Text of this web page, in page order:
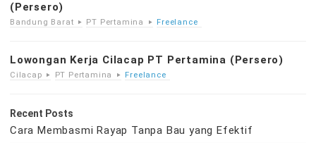
(Persero)
Bandung Barat PT Pertamina Freelance
Lowongan Kerja Cilacap PT Pertamina (Persero)
Cilacap PT Pertamina Freelance
Recent Posts
Cara Membasmi Rayap Tanpa Bau yang Efektif